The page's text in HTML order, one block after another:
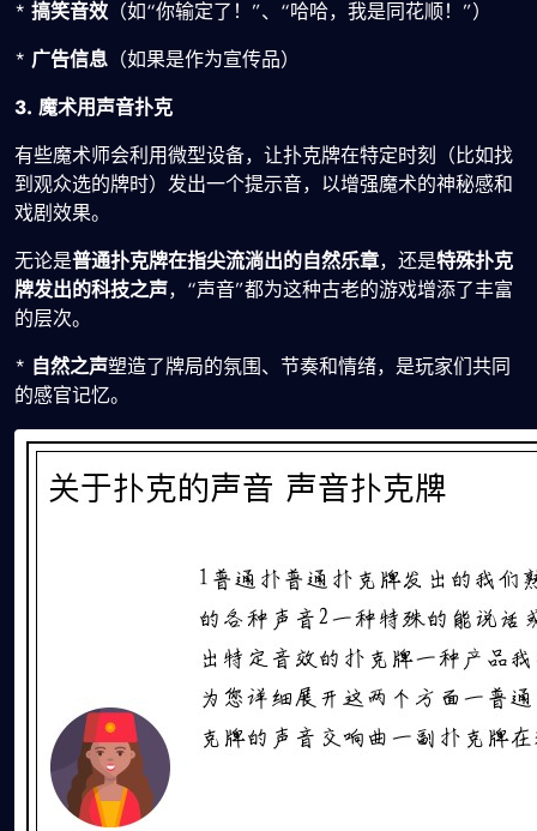
* 搞笑音效（如“你输定了！”、“哈哈，我是同花顺！”）
* 广告信息 （如果是作为宣传品）
3. 魔术用声音扑克
有些魔术师会利用微型设备，让扑克牌在特定时刻（比如找
到观众选的牌时）发出一个提示音，以增强魔术的神秘感和
戏剧效果。
无论是普通扑克牌在指尖流淌出的自然乐章，还是特殊扑克
牌发出的科技之声，“声音”都为这种古老的游戏增添了丰富
的层次。
* 自然之声塑造了牌局的氛围、节奏和情绪，是玩家们共同
的感官记忆。